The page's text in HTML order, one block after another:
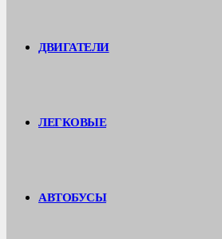
ДВИГАТЕЛИ
ЛЕГКОВЫЕ
АВТОБУСЫ